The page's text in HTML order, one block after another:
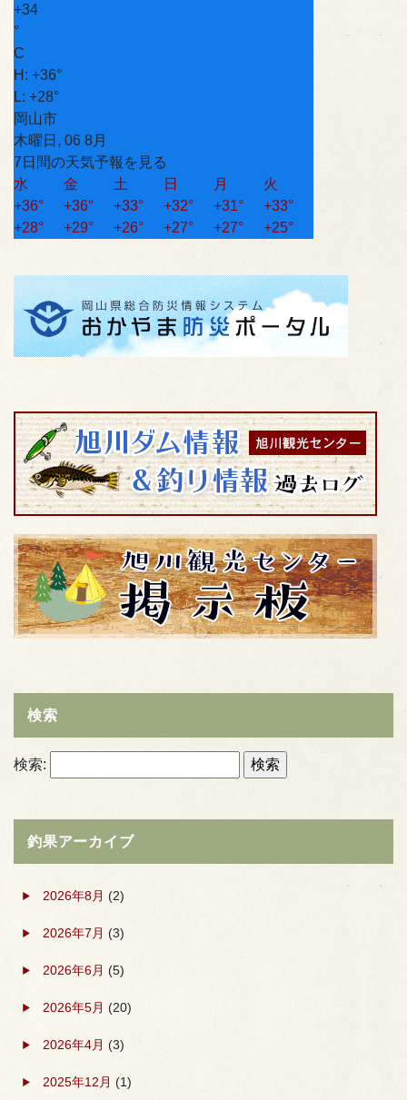
+34
°
C
H: +36°
L: +28°
岡山市
木曜日, 06 8月
7日間の天気予報を見る
水
金 土 日 月
火
+36° +36° +33° +32° +31° +33°
+28° +29° +26° +27° +27° +25°
検索
検索:
釣果アーカイブ
2026年8月 (2)
2026年7月 (3)
2026年6月 (5)
2026年5月 (20)
2026年4月 (3)
2025年12月 (1)